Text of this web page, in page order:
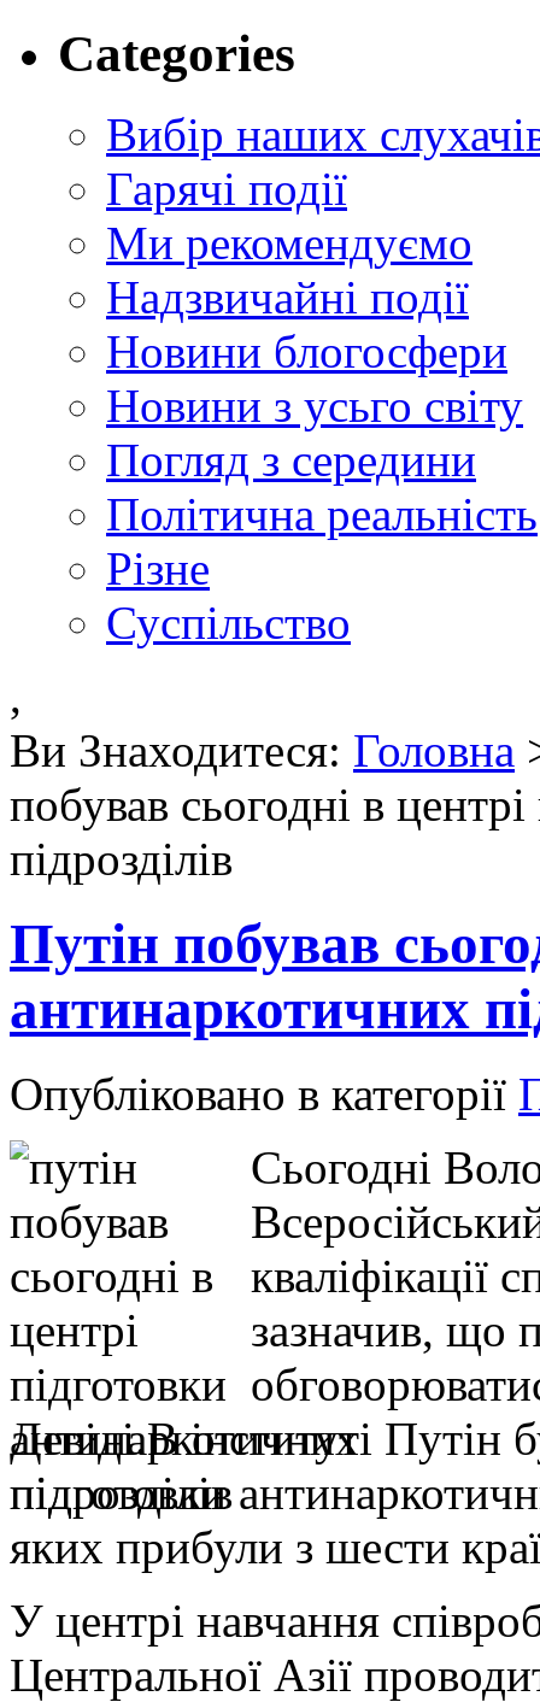
Categories
Вибір наших
Гарячі події
Ми рекомендуємо
Надзвичайні події
Новини блогосфери
Новини з усьго світу
Погляд з середини
Політична реальність
Різне
Суспільство
,
Ви Знаходитеся: Головна
побував сьогодні в
підрозділів
Путін побував
антинаркотичних
Опубліковано в категорії
Сьогодні
кваліфікації
зазначив, що
Девіді.В інституті Путін
підготовки
яких прибули з шести
У центрі навчання
Центральної Азії